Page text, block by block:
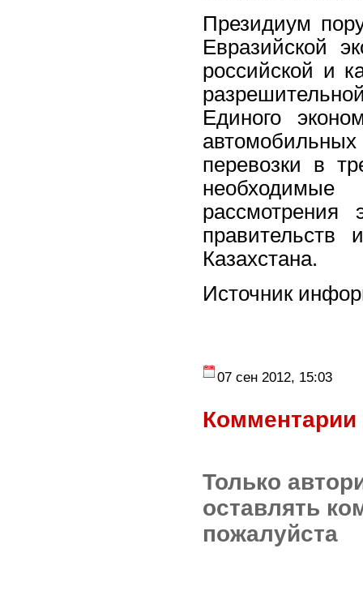
Президиум
Евразийской
российской и
Единого
перевозки в
рассмотрения
правительств
Казахстана.
Источник
07 сен 2012, 15:03
Комментарии
Только
оставлять
пожалуйста